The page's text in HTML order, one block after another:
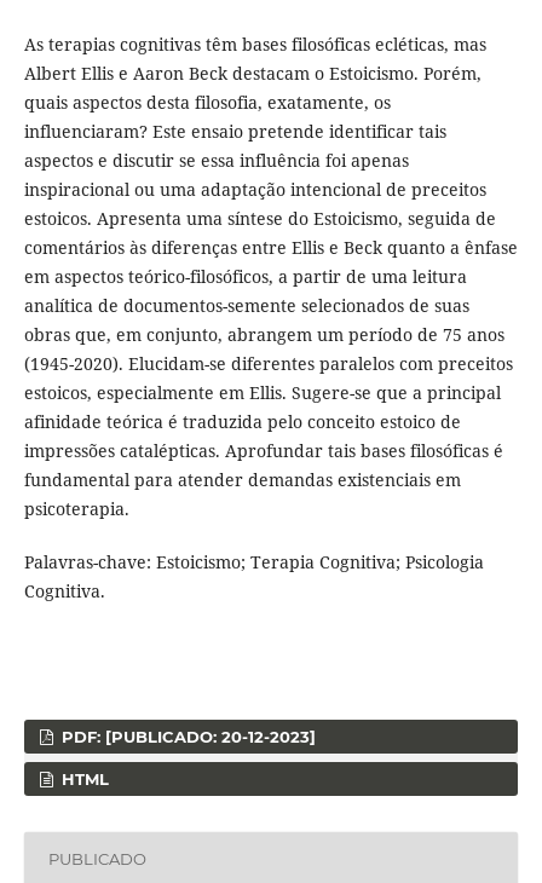
As terapias cognitivas têm bases filosóficas ecléticas, mas
Albert Ellis e Aaron Beck destacam o Estoicismo. Porém,
quais aspectos desta filosofia, exatamente, os
influenciaram? Este ensaio pretende identificar tais
aspectos e discutir se essa influência foi apenas
inspiracional ou uma adaptação intencional de preceitos
estoicos. Apresenta uma síntese do Estoicismo, seguida de
comentários às diferenças entre Ellis e Beck quanto a ênfase
em aspectos teórico-filosóficos, a partir de uma leitura
analítica de documentos-semente selecionados de suas
obras que, em conjunto, abrangem um período de 75 anos
(1945-2020). Elucidam-se diferentes paralelos com preceitos
estoicos, especialmente em Ellis. Sugere-se que a principal
afinidade teórica é traduzida pelo conceito estoico de
impressões catalépticas. Aprofundar tais bases filosóficas é
fundamental para atender demandas existenciais em
psicoterapia.
Palavras-chave: Estoicismo; Terapia Cognitiva; Psicologia
Cognitiva.
PDF: [PUBLICADO: 20-12-2023]
HTML
PUBLICADO